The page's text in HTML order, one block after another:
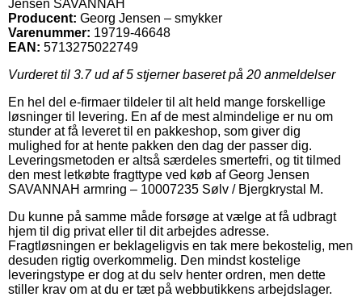
Jensen SAVANNAH
Producent: Georg Jensen – smykker
Varenummer: 19719-46648
EAN: 5713275022749
Vurderet til 3.7ud af 5 stjerner baseret på 20 anmeldelser
En hel del e-firmaer tildeler til alt held mange forskellige
løsninger til levering. En af de mest almindelige er nu om
stunder at få leveret til en pakkeshop, som giver dig
mulighed for at hente pakken den dag der passer dig.
Leveringsmetoden er altså særdeles smertefri, og tit tilmed
den mest letkøbte fragttype ved køb af Georg Jensen
SAVANNAH armring – 10007235 Sølv / Bjergkrystal M.
Du kunne på samme måde forsøge at vælge at få udbragt
hjem til dig privat eller til dit arbejdes adresse.
Fragtløsningen er beklageligvis en tak mere bekostelig, men
desuden rigtig overkommelig. Den mindst kostelige
leveringstype er dog at du selv henter ordren, men dette
stiller krav om at du er tæt på webbutikkens arbejdslager.